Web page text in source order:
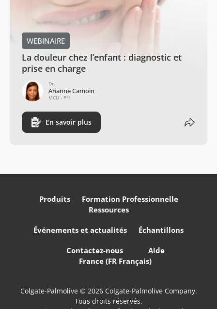
WEBINAIRE
La douleur chez l’enfant : diagnostic et
prise en charge
Dr.
Arianne Camoin
MCU - PH
En savoir plus
Produits
Formation Professionnelle
Ressources
Événements et actualités Échantillons
Contactez-nous
Aide
France (FR Français)
Colgate-Palmolive © 2026 Colgate-Palmolive Company.
Tous droits réservés.